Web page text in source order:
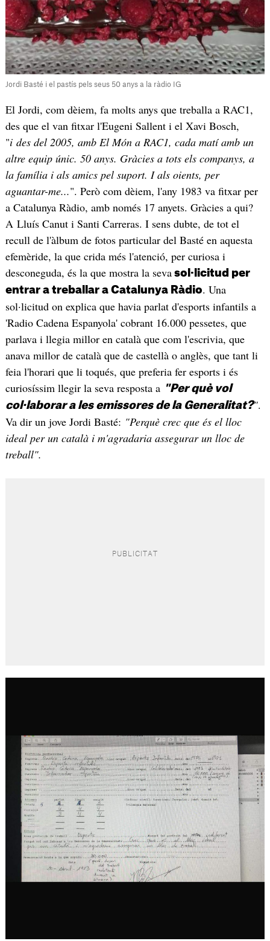
Jordi Basté i el pastís pels seus 50 anys a la ràdio IG
El Jordi, com dèiem, fa molts anys que treballa a RAC1,
des que el van fitxar l'Eugeni Sallent i el Xavi Bosch,
"i des del 2005, amb El Món a RAC1, cada matí amb un
altre equip únic. 50 anys. Gràcies a tots els companys, a
la família i als amics pel suport. I als oients, per
aguantar-me...". Però com dèiem, l'any 1983 va fitxar per
a Catalunya Ràdio, amb només 17 anyets. Gràcies a qui?
A Lluís Canut i Santi Carreras. I sens dubte, de tot el
recull de l'àlbum de fotos particular del Basté en aquesta
efemèride, la que crida més l'atenció, per curiosa i
desconeguda, és la que mostra la seva sol·licitud per
entrar a treballar a Catalunya Ràdio. Una
sol·licitud on explica que havia parlat d'esports infantils a
'Radio Cadena Espanyola' cobrant 16.000 pessetes, que
parlava i llegia millor en català que com l'escrivia, que
anava millor de català que de castellà o anglès, que tant li
feia l'horari que li toqués, que preferia fer esports i és
curiosíssim llegir la seva resposta a "Per què vol
col·laborar a les emissores de la Generalitat?".
Va dir un jove Jordi Basté: "Perquè crec que és el lloc
ideal per un català i m'agradaria assegurar un lloc de
treball".